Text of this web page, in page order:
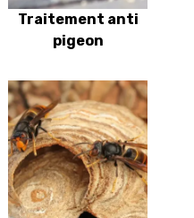
Traitement anti
pigeon